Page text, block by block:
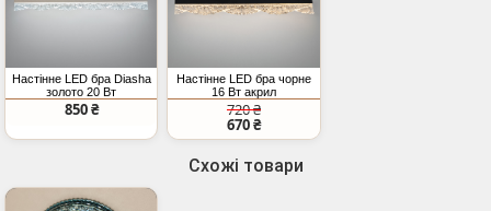
Настінне LED бра Diasha
золото 20 Вт
850 ₴
Настінне LED бра чорне
16 Вт акрил
720 ₴
670 ₴
Схожі товари